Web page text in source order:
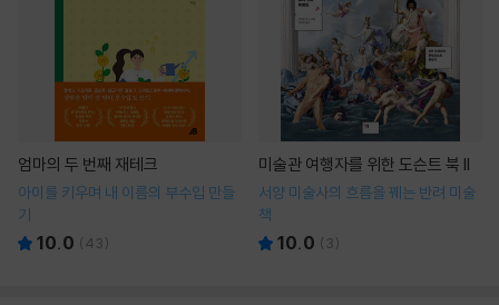
엄마의 두 번째 재테크
아이를 키우며 내 이름의 부수입 만들
기
10.0 (43)
미술관 여행자를 위한 도슨트 북 II
서양 미술사의 흐름을 꿰는 반려 미술
책
10.0 ( 3)